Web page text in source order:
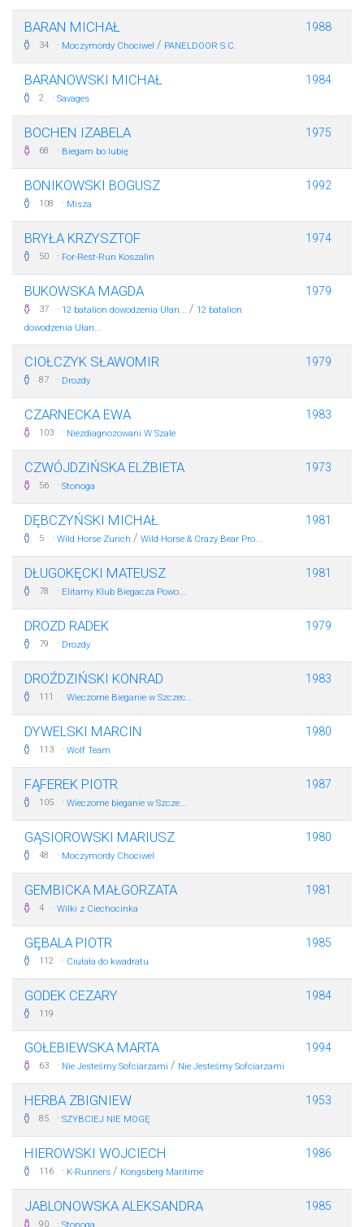
BARAN MICHAŁ
34 · Moczymordy Chociwel / PANELDOOR S.C.
1988
BARANOWSKI MICHAŁ
2 · Savages
1984
BOCHEN IZABELA
68 · Biegam bo lubię
1975
BONIKOWSKI BOGUSZ
108 · Misza
1992
BRYŁA KRZYSZTOF
50 · For-Rest-Run Koszalin
1974
BUKOWSKA MAGDA
37 · 12 batalion dowodzenia Ułan... / 12 batalion
dowodzenia Ułan...
1979
CIOŁCZYK SŁAWOMIR
87 · Drozdy
1979
CZARNECKA EWA
103 · Niezdiagnozowani W Szale
1983
CZWÓJDZIŃSKA ELŻBIETA
56 · Stonoga
1973
DĘBCZYŃSKI MICHAŁ
5 · Wild Horse Zurich / Wild Horse & Crazy Bear Pro...
1981
DŁUGOKĘCKI MATEUSZ
78 · Elitarny Klub Biegacza Powo...
1981
DROZD RADEK
79 · Drozdy
1979
DROŹDZIŃSKI KONRAD
111 · Wieczorne Bieganie w Szczec...
1983
DYWELSKI MARCIN
113 · Wolf Team
1980
FĄFEREK PIOTR
105 · Wieczorne bieganie w Szcze...
1987
GĄSIOROWSKI MARIUSZ
48 · Moczymordy Chociwel
1980
GEMBICKA MAŁGORZATA
4 · Wilki z Ciechocinka
1981
GĘBALA PIOTR
112 · Ciułała do kwadratu
1985
GODEK CEZARY
119
1984
GOŁEBIEWSKA MARTA
63 · Nie Jesteśmy Sofciarzami / Nie Jesteśmy Sofciarzami
1994
HERBA ZBIGNIEW
85 · SZYBCIEJ NIE MOGĘ
1953
HIEROWSKI WOJCIECH
116 · K-Runners / Kongsberg Maritime
1986
JABLONOWSKA ALEKSANDRA
90 ·
1985